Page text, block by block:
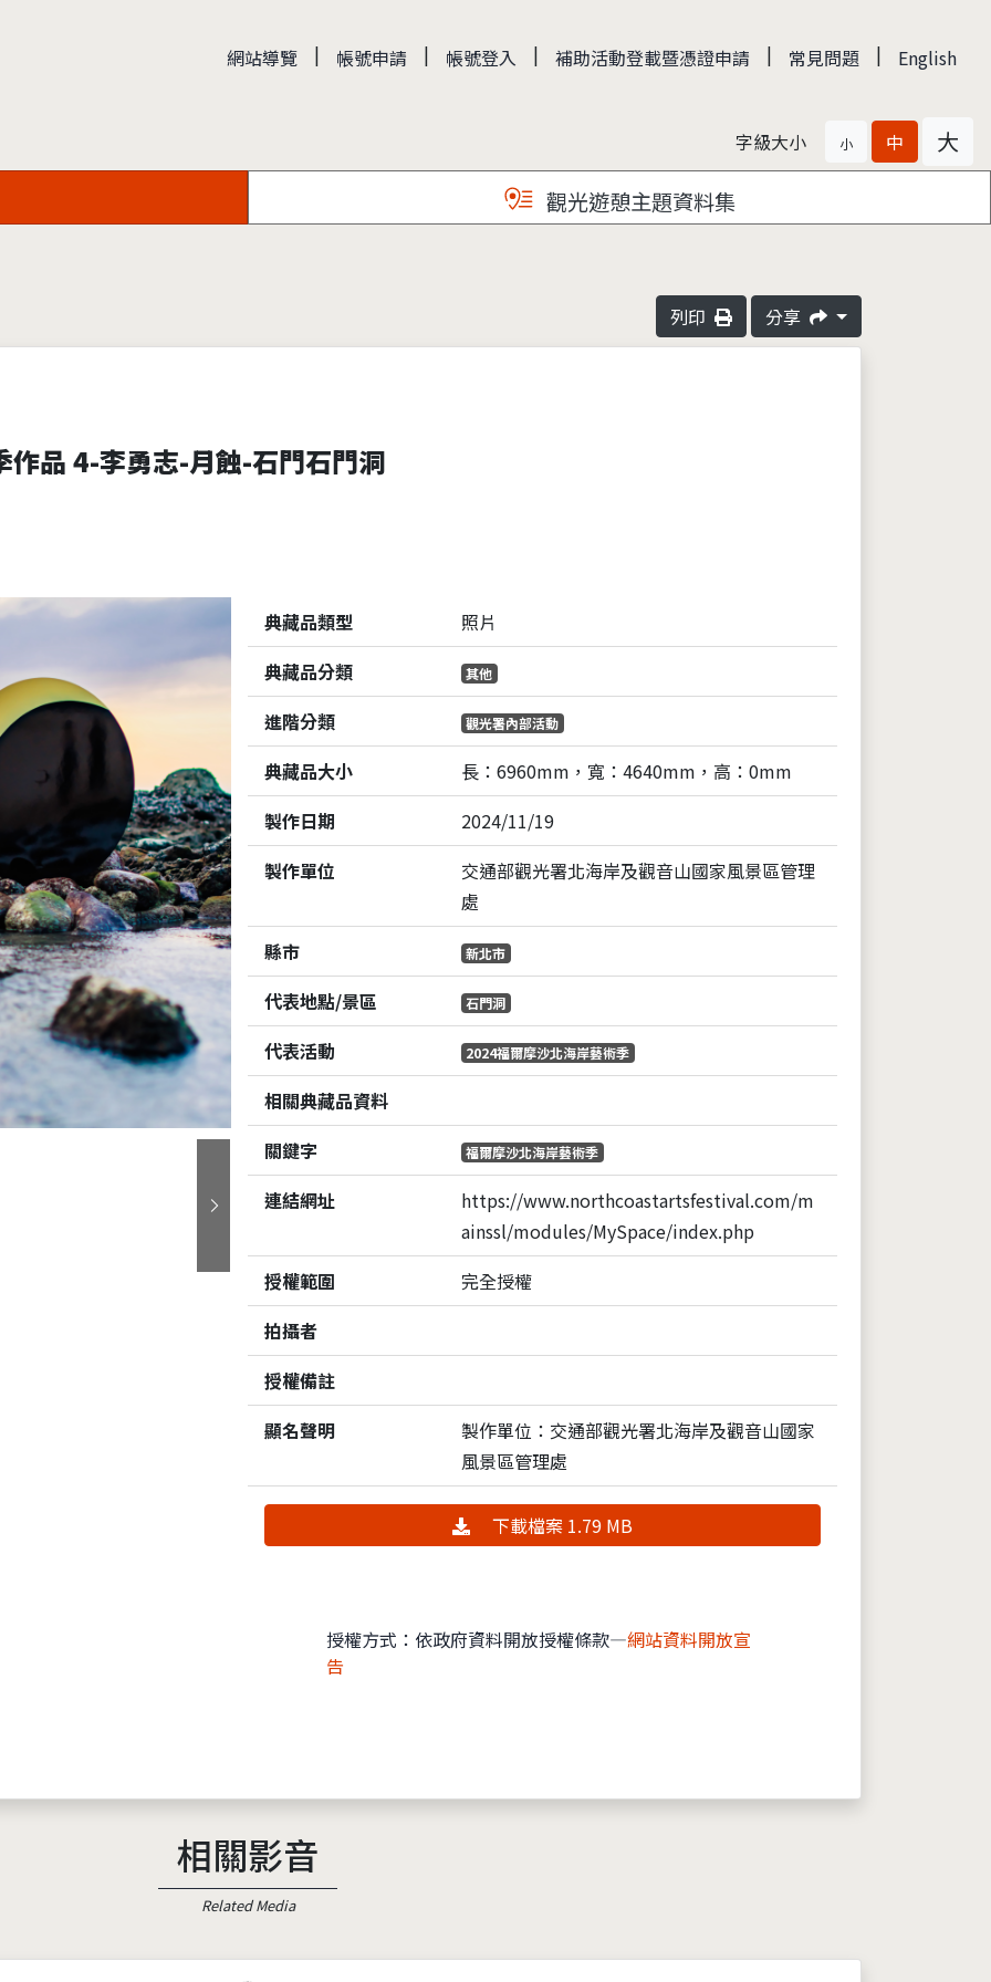
網站導覽 | 帳號申請 | 帳號登入 | 補助活動登載暨憑證申請 | 常見問題 | English
字級大小 小 中 大
觀光遊憩主題資料集
列印 分享
品 4-李勇志-月蝕-石門石門洞
下一張
典藏品類型
照片
典藏品分類
其他
進階分類 觀光署內部活動
典藏品大小
長：6960mm，寬：4640mm，高：0mm
製作日期
2024/11/19
製作單位
交通部觀光署北海岸及觀音山國家風景區管理
處
縣市
新北市
代表地點/景區 石門洞
代表活動 2024福爾摩沙北海岸藝術季
相關典藏品資料
關鍵字
福爾摩沙北海岸藝術季
連結網址
https://www.northcoastartsfestival.com/m
ainssl/modules/MySpace/index.php
授權範圍
完全授權
拍攝者
授權備註
顯名聲明
製作單位：交通部觀光署北海岸及觀音山國家
風景區管理處
下載檔案 1.79 MB
授權方式：依政府資料開放授權條款—網站資料開放宣
告
相關影音
Related Media